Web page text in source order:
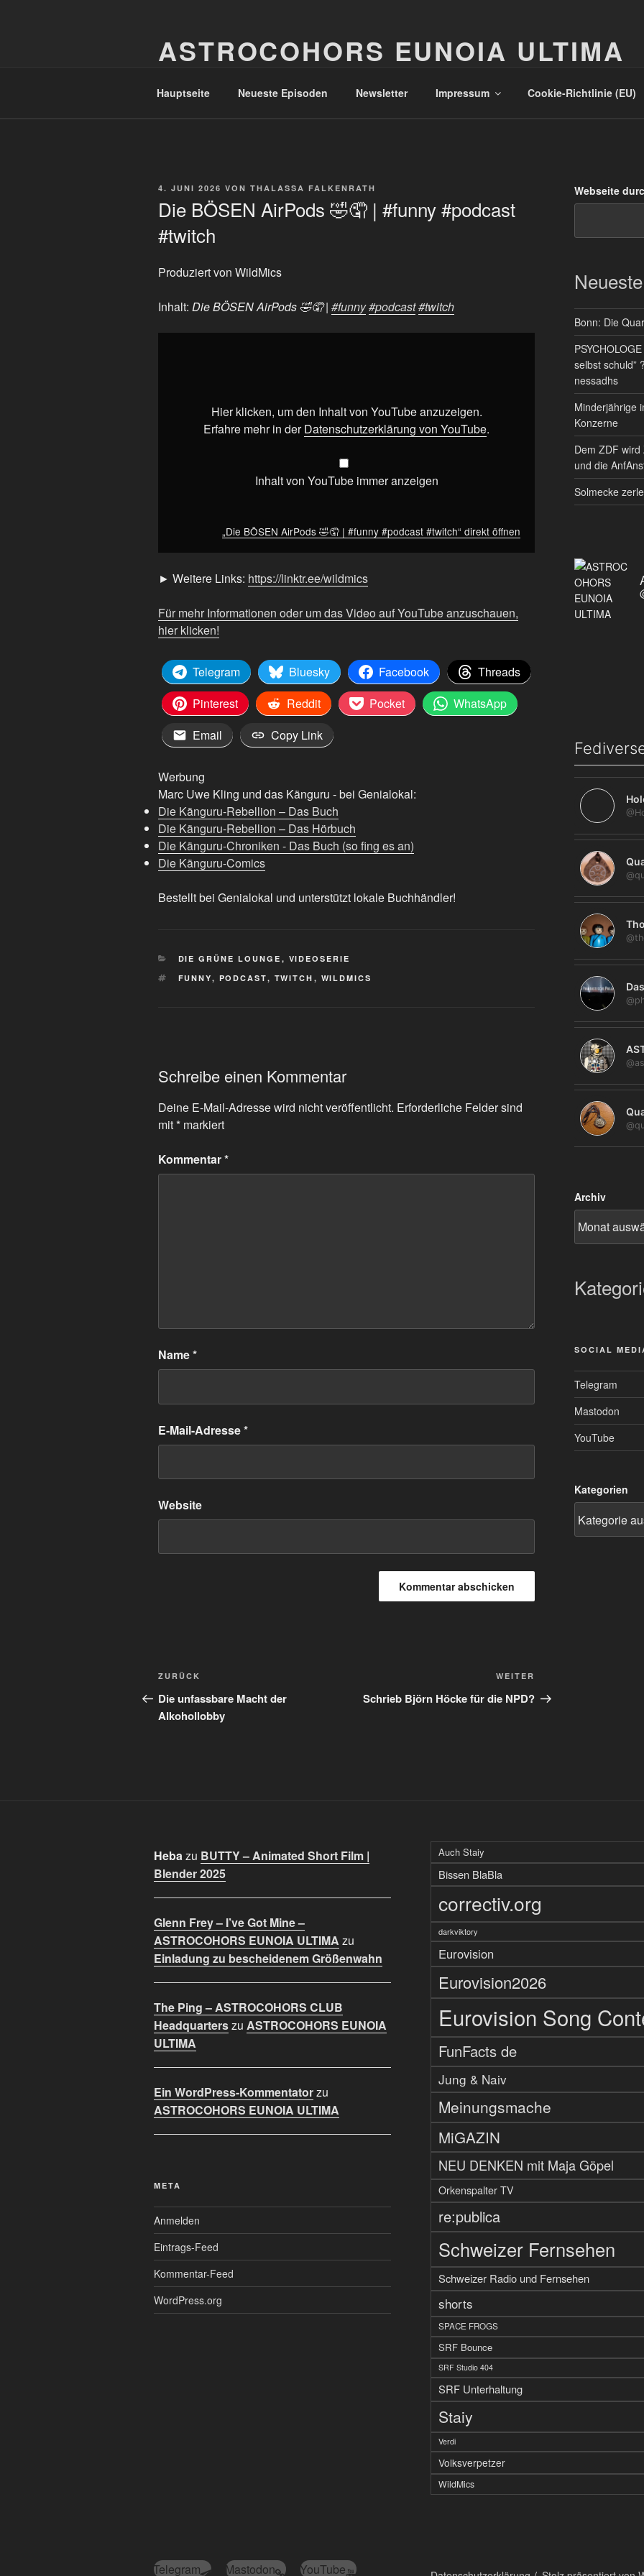
ASTROCOHORS EUNOIA ULTIMA
Hauptseite Neueste Episoden Newsletter Impressum Cookie-Richtlinie (EU)
VERÖFFENTLICHT
4. JUNI 2026 VON THALASSA FALKENRATH
Die BÖSEN AirPods 🤣🤦 | #funny #podcast
#twitch
Produziert von WildMics
Inhalt: Die BÖSEN AirPods 🤣🤦 | #funny#podcast#twitch
Hier klicken, um den Inhalt von YouTube anzuzeigen.
Erfahre mehr in derDatenschutzerklärung von YouTube.
Inhalt von YouTube immer anzeigen
„Die BÖSEN AirPods 🤣🤦 | #funny #podcast #twitch“ direkt öffnen
► Weitere Links: https://linktr.ee/wildmics
Für mehr Informationen oder um das Video auf YouTube anzuschauen,
hier klicken!
Telegram Bluesky Facebook
Threads
Pinterest
Reddit Pocket
WhatsApp
Email
Copy Link
Werbung
Marc Uwe Kling und das Känguru - bei Genialokal:
Die Känguru-Rebellion – Das Buch
Die Känguru-Rebellion – Das Hörbuch
Die Känguru-Chroniken - Das Buch (so fing es an)
Die Känguru-Comics
Bestellt bei Genialokal und unterstützt lokale Buchhändler!
KATEGORIEN
DIE GRÜNE LOUNGE , VIDEOSERIE
SCHLAGWÖRTER
FUNNY, PODCAST, TWITCH , WILDMICS
Schreibe einen Kommentar
Deine E-Mail-Adresse wird nicht veröffentlicht. Erforderliche Felder sind
mit* markiert
Kommentar*
Name*
E-Mail-Adresse*
Website
Beitragsnavigation
Vorheriger
Beitrag
ZURÜCK
Die unfassbare Macht der
Alkohollobby
Beitrag
WEITER
Schrieb Björn Höcke für die NPD?
Webseite
Bonn: Die
selbst schuld”
nessadhs
Minderjährige
Konzerne
Dem ZDF
und die
Solmecke
Archiv
SOCIAL
Telegram
Mastodon
YouTube
Kategorien
Hebazu BUTTY – Animated Short Film |
Blender 2025
Glenn Frey – I’ve Got Mine –
ASTROCOHORS EUNOIA ULTIMA zu
Einladung zu bescheidenem Größenwahn
The Ping – ASTROCOHORS CLUB
Headquarterszu ASTROCOHORS EUNOIA
ULTIMA
Ein WordPress-Kommentatorzu
ASTROCOHORS EUNOIA ULTIMA
META
Anmelden
Eintrags-Feed
Kommentar-Feed
WordPress.org
Auch Staiy
Bissen BlaBla
correctiv.org
darkviktory
Eurovision
Eurovision2026
Eurovision Song
FunFacts de
Jung & Naiv
Meinungsmache
MiGAZIN
NEU DENKEN mit Maja Göpel
Orkenspalter TV
re:publica
Schweizer Fernsehen
Schweizer Radio und Fernsehen
shorts
SPACE FROGS
SRF Bounce
SRF Studio 404
SRF Unterhaltung
Staiy
Verdi
Volksverpetzer
WildMics
Telegram Mastodon YouTube